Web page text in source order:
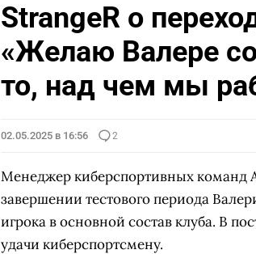
StrangeR о
«Желаю Валере
то, над чем мы
02.05.2025 в 16:56 2
Менеджер киберспортивных команд
завершении тестового периода
игрока в основной состав клуба. В
удачи киберспортсмену.